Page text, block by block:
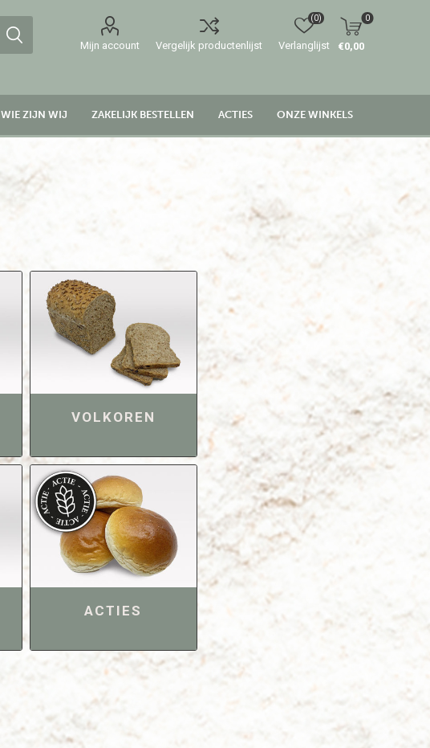
Mijn account Vergelijk productenlijst Verlanglijst
(0) 0
€0,00
WIE ZIJN WIJ ZAKELIJK BESTELLEN ACTIES ONZE WINKELS
VOLKOREN
ACTIES